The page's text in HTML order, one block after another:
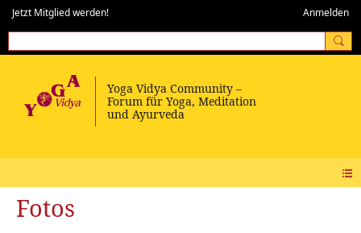
Jetzt Mitglied werden! Anmelden
Fotos